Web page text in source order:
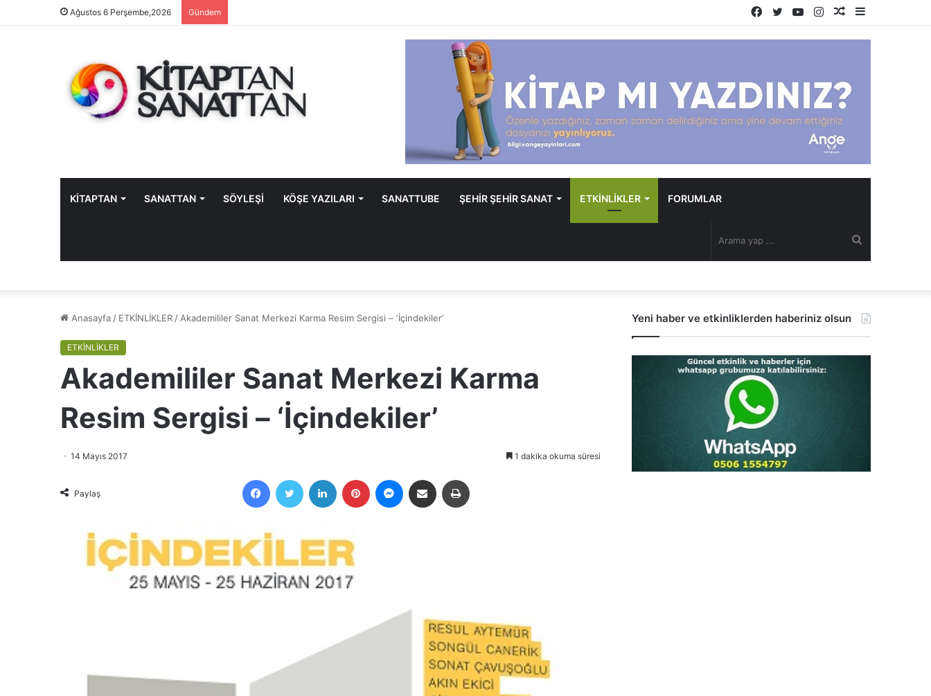
Ağustos 6 Perşembe,2026 Gündem
Kenar
Rastgele
Instagram
YouTube
Twitter
Facebook
KİTAPTAN SANATTAN SÖYLEŞİ KÖŞE YAZILARI SANATTUBE ŞEHİR ŞEHİR SANAT ETKİNLİKLER FORUMLAR
...
Anasayfa / ETKİNLİKLER / Akademililer Sanat Merkezi Karma Resim Sergisi – ‘İçindekiler’
ETKİNLİKLER
Akademililer Sanat Merkezi Karma
Resim Sergisi – ‘İçindekiler’
14 Mayıs 2017 1 dakika okuma süresi
Paylaş
FacebookTwitter LinkedIn Pinterest MessengerE-Posta ile paylaş
Yeni haber ve etkinliklerden haberiniz olsun